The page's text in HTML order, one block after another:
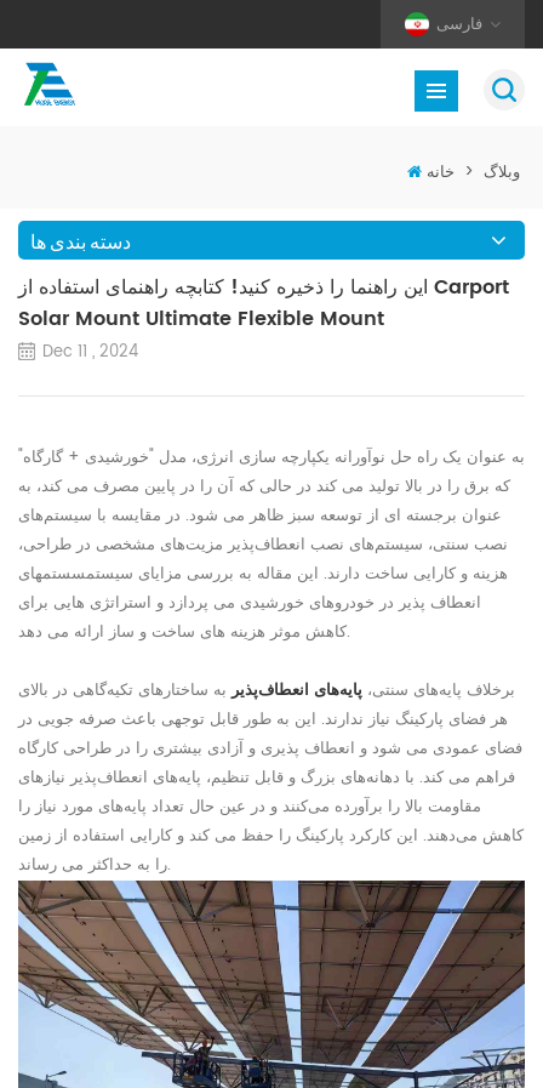
فارسی
خانه > وبلاگ
دسته بندی ها
این راهنما را ذخیره کنید! کتابچه راهنمای استفاده از Carport
Solar Mount Ultimate Flexible Mount
Dec 11 , 2024
به عنوان یک راه حل نوآورانه یکپارچه سازی انرژی، مدل "خورشیدی + گارگاه"
که برق را در بالا تولید می کند در حالی که آن را در پایین مصرف می کند، به
عنوان برجسته ای از توسعه سبز ظاهر می شود. در مقایسه با سیستم‌های
نصب سنتی، سیستم‌های نصب انعطاف‌پذیر مزیت‌های مشخصی در طراحی،
هزینه و کارایی ساخت دارند. این مقاله به بررسی مزایای سیستمسستمهای
انعطاف پذیر در خودروهای خورشیدی می پردازد و استراتژی هایی برای
کاهش موثر هزینه های ساخت و ساز ارائه می دهد.
برخلاف پایه‌های سنتی، پایه‌های انعطاف‌پذیربه ساختارهای تکیه‌گاهی در بالای
هر فضای پارکینگ نیاز ندارند. این به طور قابل توجهی باعث صرفه جویی در
فضای عمودی می شود و انعطاف پذیری و آزادی بیشتری را در طراحی کارگاه
فراهم می کند. با دهانه‌های بزرگ و قابل تنظیم، پایه‌های انعطاف‌پذیر نیازهای
مقاومت بالا را برآورده می‌کنند و در عین حال تعداد پایه‌های مورد نیاز را
کاهش می‌دهند. این کارکرد پارکینگ را حفظ می کند و کارایی استفاده از زمین
را به حداکثر می رساند.